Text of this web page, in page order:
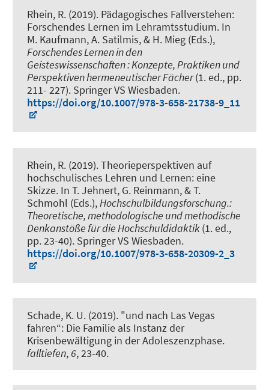
Rhein, R. (2019). Pädagogisches Fallverstehen:
Forschendes Lernen im Lehramtsstudium. In
M. Kaufmann, A. Satilmis, & H. Mieg (Eds.),
Forschendes Lernen in den
Geisteswissenschaften : Konzepte, Praktiken und
Perspektiven hermeneutischer Fächer(1. ed., pp.
211- 227). Springer VS Wiesbaden.
https://doi.org/10.1007/978-3-658-21738-9_11
Rhein, R. (2019).Theorieperspektiven auf
hochschulisches Lehren und Lernen: eine
Skizze. In T. Jehnert, G. Reinmann, & T.
Schmohl (Eds.),Hochschulbildungsforschung.:
Theoretische, methodologische und methodische
Denkanstöße für die Hochschuldidaktik(1. ed.,
pp. 23-40). Springer VS Wiesbaden.
https://doi.org/10.1007/978-3-658-20309-2_3
Schade, K. U. (2019). "und nach Las Vegas
fahren“: Die Familie als Instanz der
Krisenbewältigung in der Adoleszenzphase.
falltiefen, 6, 23-40.